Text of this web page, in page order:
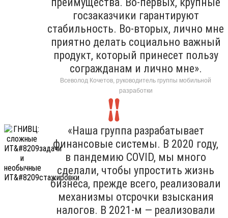
госзаказчики гарантируют
стабильность. Во-вторых, лично мне
приятно делать социально важный
продукт, который принесет пользу
согражданам и лично мне».
Всеволод Кочетов, руководитель группы мобильной
разработки
«Наша группа разрабатывает
финансовые системы. В 2020 году,
в пандемию COVID, мы много
сделали, чтобы упростить жизнь
бизнеса, прежде всего, реализовали
механизмы отсрочки взыскания
налогов. В 2021-м — реализовали